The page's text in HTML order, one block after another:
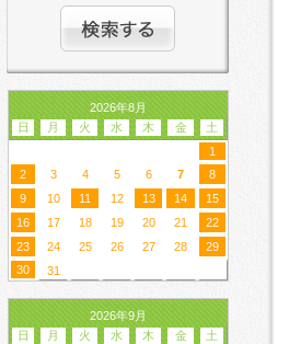
2026年8月
日
月 火 水 木 金
土
1
2
3 4 5 6 7
8
9
10 11 12 13 14
15
16
17 18 19 20 21
22
23
24 25 26 27 28
29
30
31
2026年9月
日
月 火 水 木 金
土